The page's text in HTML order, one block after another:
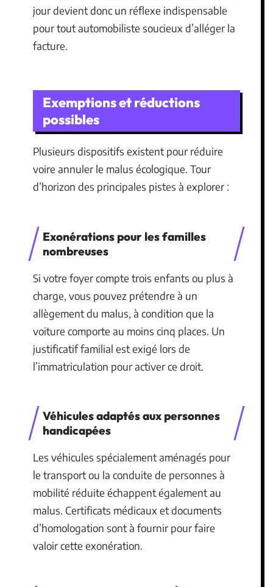
jour devient donc un réflexe indispensable
pour tout automobiliste soucieux d’alléger la
facture.
Exemptions et réductions
possibles
Plusieurs dispositifs existent pour réduire
voire annuler le malus écologique. Tour
d’horizon des principales pistes à explorer :
Exonérations pour les familles
nombreuses
Si votre foyer compte trois enfants ou plus à
charge, vous pouvez prétendre à un
allègement du malus, à condition que la
voiture comporte au moins cinq places. Un
justificatif familial est exigé lors de
l’immatriculation pour activer ce droit.
Véhicules adaptés aux personnes
handicapées
Les véhicules spécialement aménagés pour
le transport ou la conduite de personnes à
mobilité réduite échappent également au
malus. Certificats médicaux et documents
d’homologation sont à fournir pour faire
valoir cette exonération.